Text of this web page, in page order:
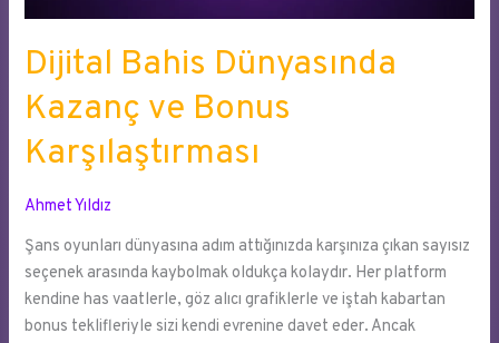
Dijital Bahis Dünyasında
Kazanç ve Bonus
Karşılaştırması
Ahmet Yıldız
Şans oyunları dünyasına adım attığınızda karşınıza çıkan sayısız
seçenek arasında kaybolmak oldukça kolaydır. Her platform
kendine has vaatlerle, göz alıcı grafiklerle ve iştah kabartan
bonus teklifleriyle sizi kendi evrenine davet eder. Ancak